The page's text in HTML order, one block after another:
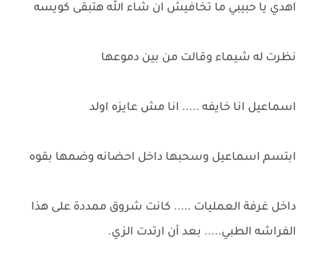
اهدي يا حبيبي ما تخافيش ان شاء الله هتبقى كويسه
نظرت له شيماء وقالت من بين دموعها
اسماعيل انا خايفه ..... انا مش عايزه اولد
ابتسم اسماعيل وسحبها داخل احضانه وضمها بقوه
داخل غرفة العمليات ..... كانت شروق ممددة على هذا
الفراشه الطبي..... بعد أن ارتدت الزي.